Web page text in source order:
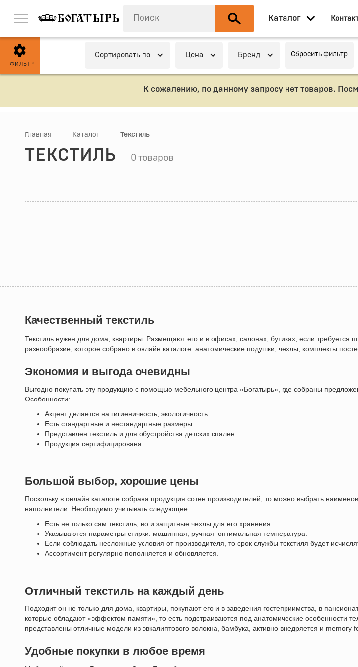
Каталог
ФИЛЬТР
Cортировать по Цена Бренд Сбросить фильтр
К сожалению, по данному запросу нет товаров.
Главная — Каталог — Текстиль
ТЕКСТИЛЬ 0 товаров
Качественный текстиль
Текстиль нужен для дома, квартиры. Размещают его и в офисах, салонах, бутиках, если требуется
разнообразие, которое собрано в онлайн каталоге: анатомические подушки, чехлы, комплекты
Экономия и выгода очевидны
Выгодно покупать эту продукцию с помощью мебельного центра «Богатырь», где собраны
Особенности:
Акцент делается на гигиеничность, экологичность.
Есть стандартные и нестандартные размеры.
Представлен текстиль и для обустройства детских спален.
Продукция сертифицирована.
Большой выбор, хорошие цены
Поскольку в онлайн каталоге собрана продукция сотен производителей, то можно выбрать
наполнители. Необходимо учитывать следующее:
Есть не только сам текстиль, но и защитные чехлы для его хранения.
Указываются параметры стирки: машинная, ручная, оптимальная температура.
Если соблюдать несложные условия от производителя, то срок службы текстиля будет
Ассортимент регулярно пополняется и обновляется.
Отличный текстиль на каждый день
Подходит он не только для дома, квартиры, покупают его и в заведения гостеприимства, в
которые обладают «эффектом памяти», то есть подстраиваются под анатомические особенности
представлены отличные модели из эвкалиптового волокна, бамбука, активно внедряется и memory
Удобные покупки в любое время